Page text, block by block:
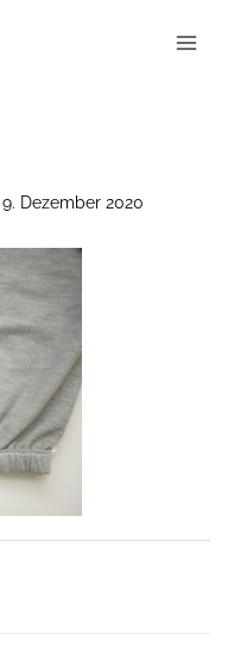
9. Dezember 2020